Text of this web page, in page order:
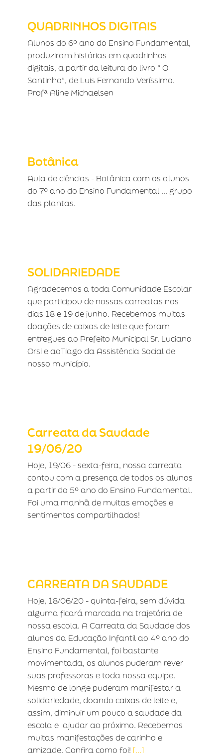
QUADRINHOS DIGITAIS
Alunos do 6º ano do Ensino Fundamental,
produziram histórias em quadrinhos
digitais, a partir da leitura do livro “ O
Santinho”, de Luis Fernando Veríssimo.
Profª Aline Michaelsen
Botânica
Aula de ciências - Botânica com os alunos
do 7º ano do Ensino Fundamental ... grupo
das plantas.
SOLIDARIEDADE
Agradecemos a toda Comunidade Escolar
que participou de nossas carreatas nos
dias 18 e 19 de junho. Recebemos muitas
doações de caixas de leite que foram
entregues ao Prefeito Municipal Sr. Luciano
Orsi e aoTiago da Assistência Social de
nosso município.
Carreata da Saudade
19/06/20
Hoje, 19/06 - sexta-feira, nossa carreata
contou com a presença de todos os alunos
a partir do 5º ano do Ensino Fundamental.
Foi uma manhã de muitas emoções e
sentimentos compartilhados!
CARREATA DA SAUDADE
Hoje, 18/06/20 - quinta-feira, sem dúvida
alguma ficará marcada na trajetória de
nossa escola. A Carreata da Saudade dos
alunos da Educação Infantil ao 4º ano do
Ensino Fundamental, foi bastante
movimentada, os alunos puderam rever
suas professoras e toda nossa equipe.
Mesmo de longe puderam manifestar a
solidariedade, doando caixas de leite e,
assim, diminuir um pouco a saudade da
escola e ajudar ao próximo. Recebemos
muitas manifestações de carinho e
amizade. Confira como foi! [...]